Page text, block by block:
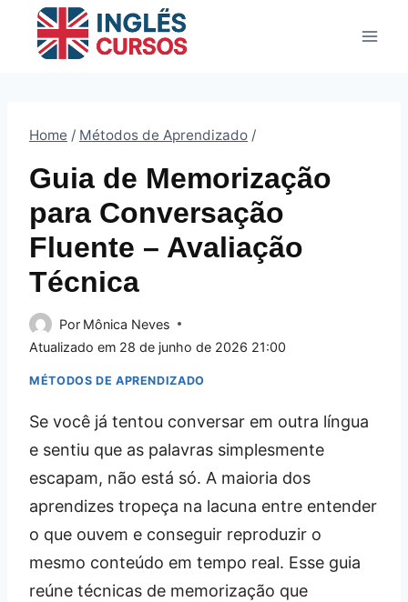
Home / Métodos de Aprendizado /
Guia de Memorização
para Conversação
Fluente – Avaliação
Técnica
Por Mônica Neves
Atualizado em 28 de junho de 2026 21:00
MÉTODOS DE APRENDIZADO
Se você já tentou conversar em outra língua
e sentiu que as palavras simplesmente
escapam, não está só. A maioria dos
aprendizes tropeça na lacuna entre entender
o que ouvem e conseguir reproduzir o
mesmo conteúdo em tempo real. Esse guia
reúne técnicas de memorização que